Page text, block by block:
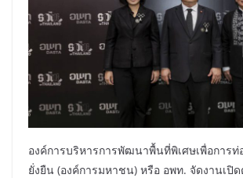
องค์การบริหารการพัฒนาพื้นที่พิเศษเพื่อการท่
ยั่งยืน (องค์การมหาชน) หรือ อพท. จัดงานเปิ